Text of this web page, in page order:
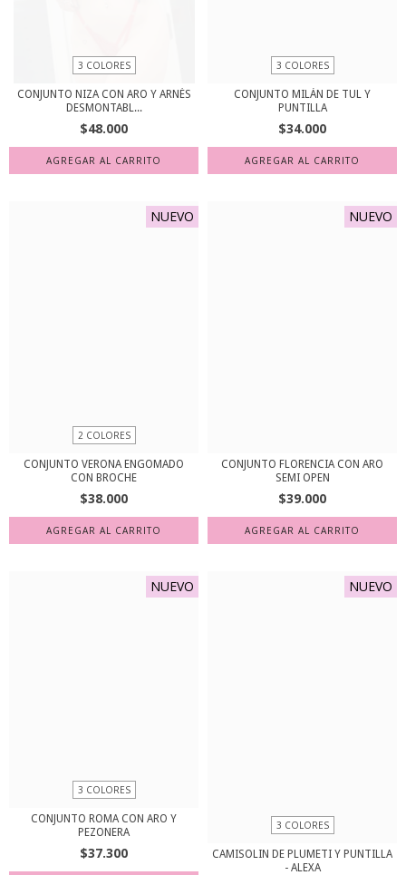
3 COLORES
CONJUNTO NIZA CON ARO Y ARNÉS
DESMONTABL...
$48.000
AGREGAR AL CARRITO
3 COLORES
CONJUNTO MILÁN DE TUL Y
PUNTILLA
$34.000
AGREGAR AL CARRITO
NUEVO
2 COLORES
CONJUNTO VERONA ENGOMADO
CON BROCHE
$38.000
AGREGAR AL CARRITO
NUEVO
CONJUNTO FLORENCIA CON ARO
SEMI OPEN
$39.000
AGREGAR AL CARRITO
NUEVO
3 COLORES
CONJUNTO ROMA CON ARO Y
PEZONERA
$37.300
NUEVO
3 COLORES
CAMISOLIN DE PLUMETI Y PUNTILLA
- ALEXA